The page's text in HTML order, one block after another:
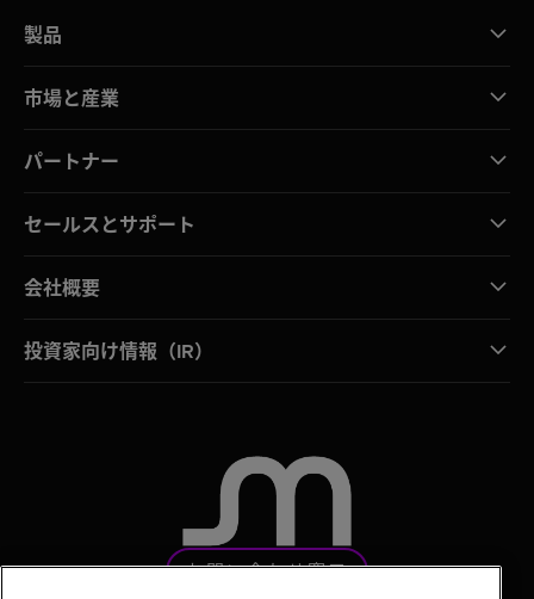
製品
市場と産業
パートナー
セールスとサポート
会社概要
投資家向け情報（IR）
お問い合わせ窓口